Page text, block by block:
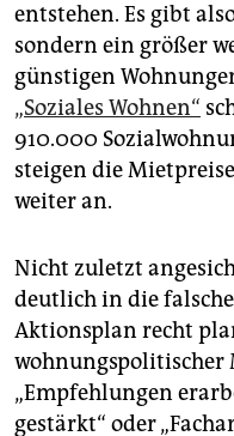
entstehen. Es gibt
sondern ein größer
günstigen
„Soziales Wohnen“
910.000
steigen die
weiter an.
Nicht zuletzt
deutlich in die
Aktionsplan recht
wohnungspolitischer
„Empfehlungen
gestärkt“ oder